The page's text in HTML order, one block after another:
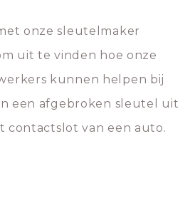
onze sleutelmaker
uit te vinden hoe onze
kunnen helpen bij
een afgebroken sleutel uit
contactslot van een auto.